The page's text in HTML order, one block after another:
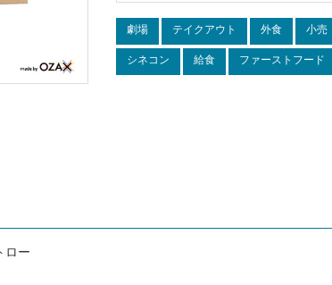
劇場 テイクアウト 外食 小売
シネコン 給食 ファーストフード
ロー